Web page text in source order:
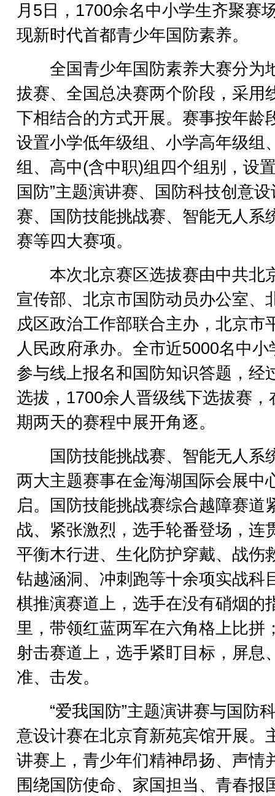
月5日，1700余名中小学生齐聚赛
现新时代首都青少年国防素养。
全国青少年国防素养大赛分为
拔赛、全国总决赛两个阶段，采用
下相结合的方式开展。赛事按年龄
设置小学低年级组、小学高年级组
组、高中(含中职)组四个组别，设
国防”主题演讲赛、国防科技创意设
赛、国防技能挑战赛、智能无人系
赛等四大赛项。
本次北京赛区选拔赛由中共北
宣传部、北京市国防动员办公室、
戍区政治工作部联合主办，北京市
人民政府承办。全市近5000名中小
参与线上报名和国防知识答题，经
选拔，1700余人晋级线下选拔赛，
期两天的赛程中展开角逐。
国防技能挑战赛、智能无人系
两大主题赛事在金海湖国际会展中
启。国防技能挑战赛综合越障赛道
战、紧张激烈，选手轮番登场，连
平衡木行进、生化防护穿戴、战伤
钻越涵洞、冲刺跑等十余项实战科
棋推演赛道上，选手在没有硝烟的
里，带领红蓝两军在六角格上比拼
射击赛道上，选手紧盯目标，屏息
准、击发。
“爱我国防”主题演讲赛与国防
意设计赛在北京育新苑宾馆开展。
讲赛上，青少年们精神昂扬、声情
围绕国防使命、家国担当、青春报